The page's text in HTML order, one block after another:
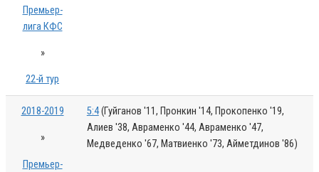
Премьер-
лига КФС
»
22-й тур
2018-2019
»
Премьер-
5:4(Гуйганов '11, Пронкин '14, Прокопенко '19,
Алиев '38, Авраменко '44, Авраменко '47,
Медведенко '67, Матвиенко '73, Айметдинов '86)